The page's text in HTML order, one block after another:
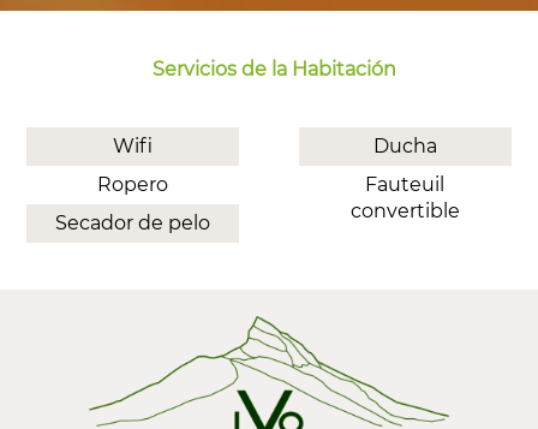
Servicios de la Habitación
Wifi
Ropero
Secador de pelo
Ducha
Fauteuil
convertible